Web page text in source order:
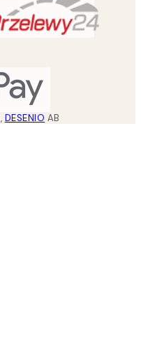
, DESENIO AB